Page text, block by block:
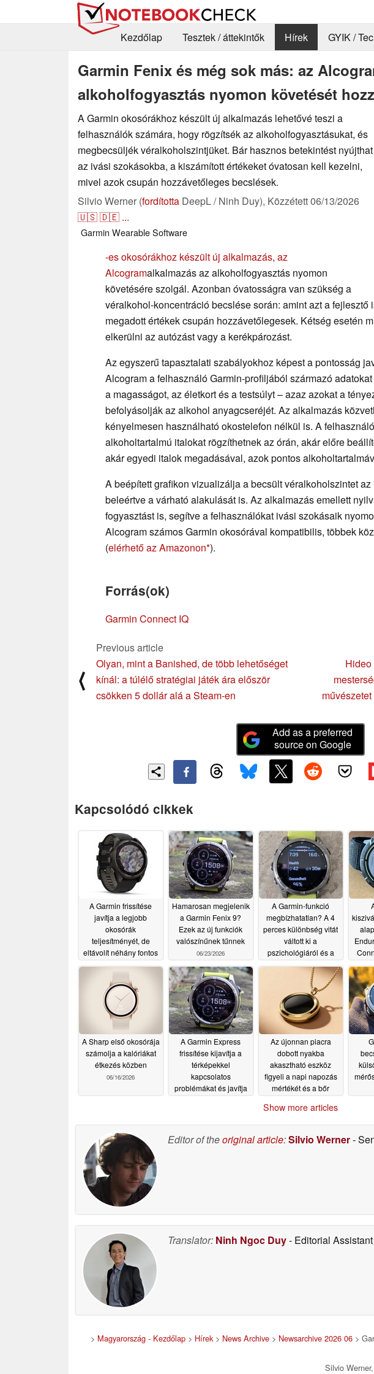
Kezdőlap
Tesztek / áttekintők Hírek GYIK /
Garmin Fenix és még sok más: az
alkoholfogyasztás nyomon követését
A Garmin okosórákhoz készült új alkalmazás lehetővé teszi a
felhasználók számára, hogy rögzítsék az alkoholfogyasztásukat, és
megbecsüljék véralkoholszintjüket. Bár hasznos betekintést nyújthat
az ivási szokásokba, a kiszámított értékeket óvatosan kell kezelni,
mivel azok csupán hozzávetőleges becslések.
Silvio Werner (fordította DeepL / Ninh Duy), Közzétett06/13/2026
🇺🇸🇩🇪 ...
Garmin WearableSoftware
-es okosórákhoz készült új alkalmazás, az
Alcogramalkalmazás az alkoholfogyasztás nyomon
követésére szolgál. Azonban óvatosságra van szükség a
véralkohol-koncentráció becslése során: amint azt a fejlesztő
megadott értékek csupán hozzávetőlegesek. Kétség esetén
elkerülni az autózást vagy a kerékpározást.
Az egyszerű tapasztalati szabályokhoz képest a pontosság
Alcogram a felhasználó Garmin-profiljából származó
a magasságot, az életkort és a testsúlyt – azaz azokat a
befolyásolják az alkohol anyagcseréjét. Az alkalmazás
kényelmesen használható okostelefon nélkül is. A
alkoholtartalmú italokat rögzíthetnek az órán, akár előre
akár egyedi italok megadásával, azok pontos
A beépített grafikon vizualizálja a becsült véralkoholszintet
beleértve a várható alakulását is. Az alkalmazás emellett
fogyasztást is, segítve a felhasználókat ivási szokásaik
Alcogram számos Garmin okosórával kompatibilis, többek
(elérhető az Amazonon ).
Forrás(ok)
Garmin Connect IQ
⟨
Previous article
Olyan, mint a Banished, de több lehetőséget
kínál: a túlélő stratégiai játék ára először
csökken 5 dollár alá a Steam-en
Add as a preferred
source on Google
Kapcsolódó cikkek
A Garmin frissítése
javítja a legjobb
okosórák
teljesítményét, de
eltávolít néhány fontos
07/15/2026
Hamarosan megjelenik
a Garmin Fenix 9?
Ezek az új funkciók
valószínűnek tűnnek
06/23/2026
A Garmin-funkció
megbízhatatlan? A 4
perces különbség vitát
váltott ki a
pszichológiáról és a
06/22/2026
A Sharp első okosórája
számolja a kalóriákat
étkezés közben
06/16/2026
A Garmin Express
frissítése kijavítja a
térképekkel
kapcsolatos
problémákat és javítja
Az újonnan piacra
dobott nyakba
akasztható eszköz
figyeli a napi napozás
mértékét és a bőr
06/15/2026
Show more articles
Editor of theoriginal article:Silvio Werner-
Translator: Ninh Ngoc Duy- Editorial Assistant
> Magyarország - Kezdőlap> Hírek> News Archive> Newsarchive 2026 06>
Silvio